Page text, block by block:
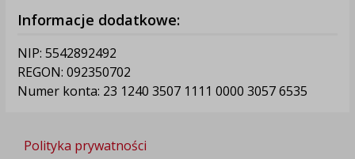
Informacje dodatkowe:
NIP: 5542892492
REGON: 092350702
Numer konta: 23 1240 3507 1111 0000 3057 6535
Polityka prywatności